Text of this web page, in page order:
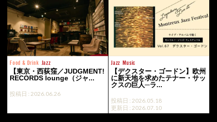
Food & Drink Jazz
【東京・西荻窪／JUDGMENT!
RECORDS lounge（ジャ...
投稿日 : 2026.06.26
Jazz Music
【デクスター・ゴードン】欧州
に新天地を求めたテナー・サッ
クスの巨人─ラ...
投稿日 : 2026.05.18
更新日 : 2026.07.10